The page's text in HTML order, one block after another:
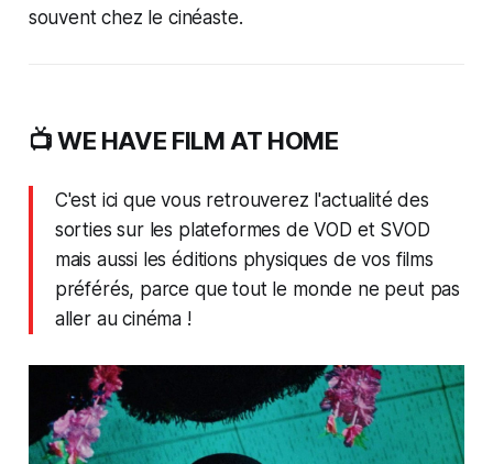
souvent chez le cinéaste.
📺 WE HAVE FILM AT HOME
C'est ici que vous retrouverez l'actualité des
sorties sur les plateformes de VOD et SVOD
mais aussi les éditions physiques de vos films
préférés, parce que tout le monde ne peut pas
aller au cinéma !